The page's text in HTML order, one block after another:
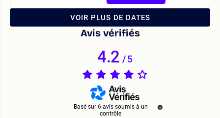
VOIR PLUS DE DATES
Avis vérifiés
4.2/5
Basé sur 6 avis soumis à un
contrôle